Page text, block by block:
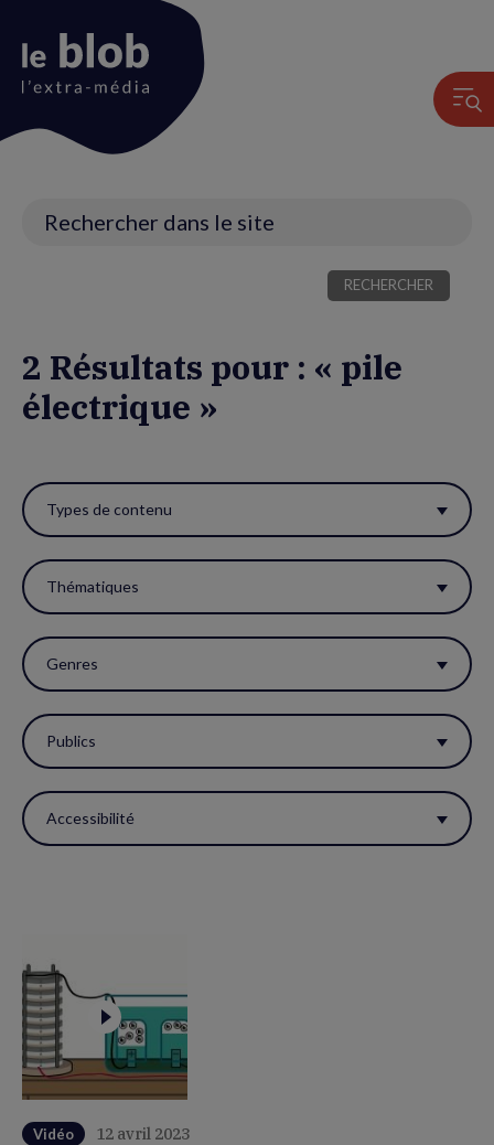
2 Résultats pour : « pile
électrique »
ces
filtres
pour
réactualiser
la
page.
Types de contenu
Thématiques
Genres
Publics
Accessibilité
Vidéo 12 avril 2023